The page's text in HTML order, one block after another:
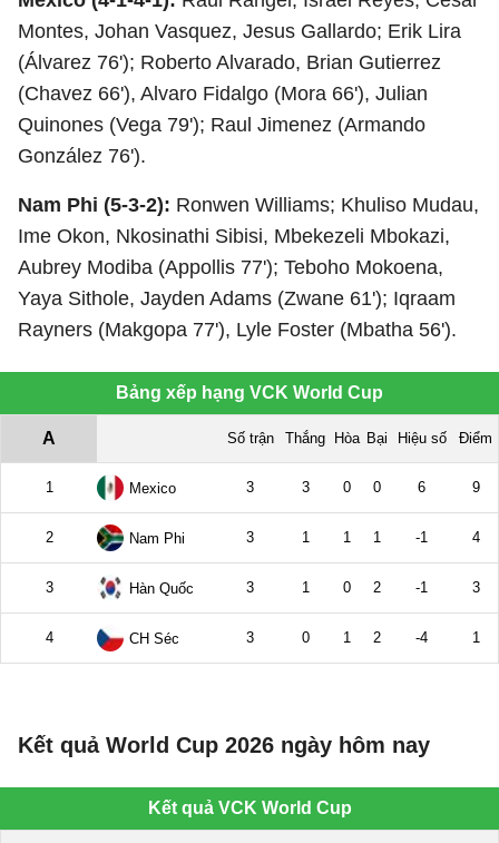
Montes, Johan Vasquez, Jesus Gallardo; Erik Lira
(Álvarez 76'); Roberto Alvarado, Brian Gutierrez
(Chavez 66'), Alvaro Fidalgo (Mora 66'), Julian
Quinones (Vega 79'); Raul Jimenez (Armando
González 76').
Nam Phi (5-3-2): Ronwen Williams; Khuliso Mudau,
Ime Okon, Nkosinathi Sibisi, Mbekezeli Mbokazi,
Aubrey Modiba (Appollis 77'); Teboho Mokoena,
Yaya Sithole, Jayden Adams (Zwane 61'); Iqraam
Rayners (Makgopa 77'), Lyle Foster (Mbatha 56').
Kết quả World Cup 2026 ngày hôm nay